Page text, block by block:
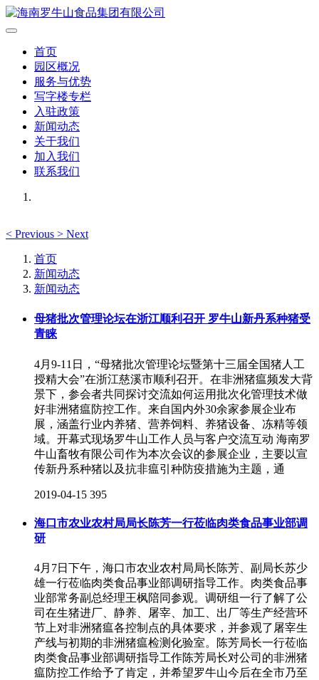
首页
园区概况
服务与优势
写字楼专栏
入驻政策
新闻动态
关于我们
加入我们
联系我们
< Previous > Next
首页
新闻动态
新闻动态
母猪批次管理论坛在浙江顺利召开 罗牛山新丹系种猪受
青睐
4月9-11日，“母猪批次管理论坛暨第十三届全国猪人工
授精大会”在浙江慈溪市顺利召开。在非洲猪瘟频发大背
景下，参会者共同探讨交流如何运用批次化管理技术做
好非洲猪瘟防控工作。来自国内外30余家参展企业布
展，涵盖行业内养猪、营养饲料、养猪设备、冻精等领
域。开幕式现场罗牛山工作人员与客户交流互动 海南罗
牛山畜牧有限公司作为本次会议的参展企业，主要以宣
传新丹系种猪以及抗非瘟引种防疫措施为主题，通
2019-04-15 395
海口市农业农村局局长陈芳一行莅临肉类食品事业部调
研
4月7日下午，海口市农业农村局局长陈芳、副局长苏少
雄一行莅临肉类食品事业部调研指导工作。肉类食品事
业部常务副总经理王枫陪同参观。调研组一行了解了公
司在生猪进厂、静养、屠宰、加工、出厂等生产经营环
节上对非洲猪瘟各控制点的具体要求，并参观了屠宰生
产线与初期的非洲猪瘟检测化验室。陈芳局长一行莅临
肉类食品事业部调研指导工作陈芳局长对公司的非洲猪
瘟防控工作给予了肯定，并希望罗牛山今后在全市乃至